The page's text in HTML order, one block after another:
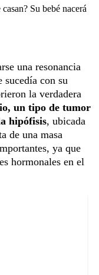
Su bebé nacerá
una resonancia
sucedía con su
la verdadera
un tipo de tumor
hipófisis, ubicada
de una masa
ya que
hormonales en el